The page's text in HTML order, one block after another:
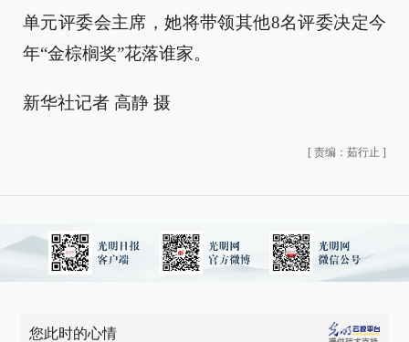
单元评委会主席，她将带领其他8名评委决定今
年“金棕榈奖”花落谁家。
新华社记者 高静 摄
[ 责编：茹行止 ]
您此时的心情